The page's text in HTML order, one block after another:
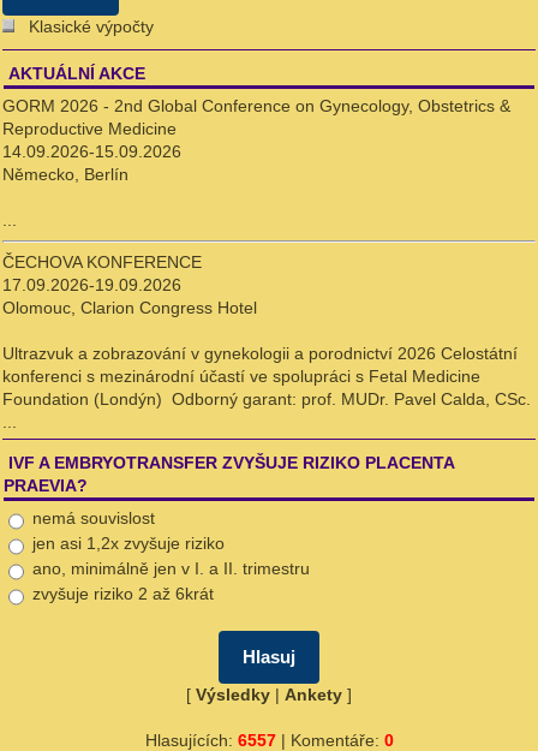
AKTUÁLNÍ AKCE
GORM 2026 - 2nd Global Conference on Gynecology, Obstetrics &
Reproductive Medicine
14.09.2026-15.09.2026
Německo, Berlín
ČECHOVA KONFERENCE
17.09.2026-19.09.2026
Olomouc, Clarion Congress Hotel
Ultrazvuk a zobrazování v gynekologii a porodnictví 2026 Celostátní
konferenci s mezinárodní účastí ve spolupráci s Fetal Medicine
Foundation (Londýn) Odborný garant: prof. MUDr. Pavel Calda, CSc.
IVF A EMBRYOTRANSFER ZVYŠUJE RIZIKO PLACENTA
PRAEVIA?
nemá souvislost
jen asi 1,2x zvyšuje riziko
ano, minimálně jen v I. a II. trimestru
zvyšuje riziko 2 až 6krát
[ Výsledky | Ankety ]
Hlasujících: 6557| Komentáře: 0
Klasické výpočty